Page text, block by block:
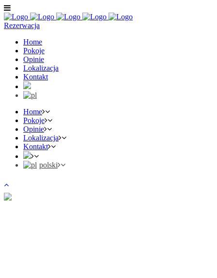
Rezerwacja
Home
Pokoje
Opinie
Lokalizacja
Kontakt
Home
Pokoje
Opinie
Lokalizacja
Kontakt
polski